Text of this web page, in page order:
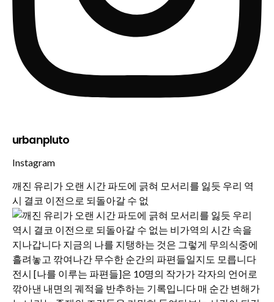
urbanpluto
Instagram
깨진 유리가 오랜 시간 파도에 긁혀 모서리를 잃듯 우리 역
시 결코 이전으로 되돌아갈 수 없